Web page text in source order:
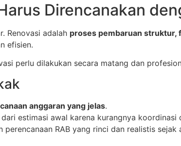
Direncanakan
Renovasi adalah proses pembaruan struktur,
efisien.
perlu dilakukan secara matang dan
anggaran yang jelas.
estimasi awal karena kurangnya koordinasi
perencanaan RAB yang rinci dan realistis sejak